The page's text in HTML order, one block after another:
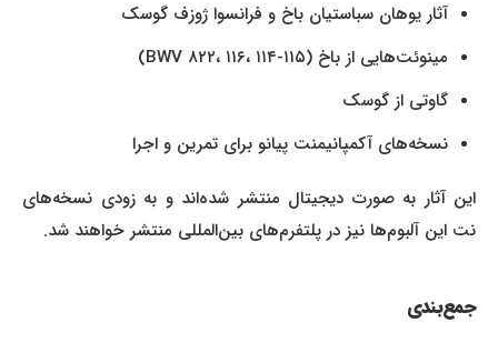
آثار یوهان سباستیان باخ و فرانسوا ژوزف گوسک
مینوئت‌هایی از باخ (BWV ۸۲۲، ۱۱۶، ۱۱۴-۱۱۵)
گاوتی از گوسک
نسخه‌های آکمپانیمنت پیانو برای تمرین و اجرا
این آثار به صورت دیجیتال منتشر شده‌اند و به زودی نسخه‌های
نت این آلبوم‌ها نیز در پلتفرم‌های بین‌المللی منتشر خواهند شد.
جمع‌بندی